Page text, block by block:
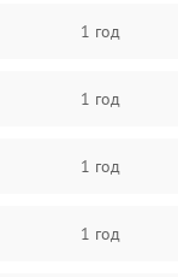
1 год
1 год
1 год
1 год